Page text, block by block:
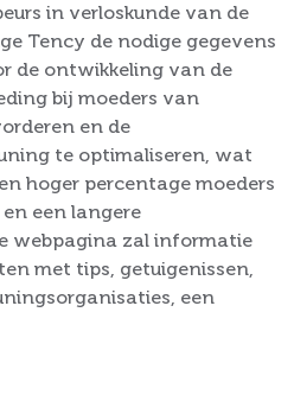
in verloskunde van de
Tency de nodige gegevens
de ontwikkeling van de
bij moeders van
en de
te optimaliseren, wat
hoger percentage moeders
een langere
webpagina zal informatie
met tips, getuigenissen,
een